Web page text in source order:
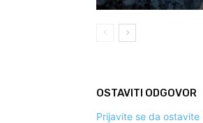
OSTAVITI ODGOVOR
Prijavite se da ostavite